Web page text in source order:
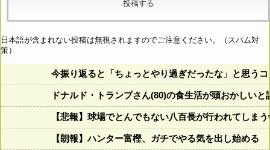
日本語が含まれない投稿は無視されますのでご注意ください。（スパム対
策）
今振り返ると「ちょっとやり過ぎだったな」と思う
ドナルド・トランプさん(80)の食生活が頭おかしい
【悲報】球場でとんでもない八百長が行われてし
【朗報】ハンター富樫、ガチでやる気を出し始める